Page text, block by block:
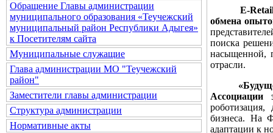
Обращение Главы администрации
муниципального образования «Теучежский
муниципальный район Республики Адыгея»
к Посетителям сайта
Муниципальные служащие
Глава администрации МО "Теучежский
район"
Заместители главы администрации
Структура администрации
Нормативные акты
E-
обмена
поиска
насыщенной,
отрасли.
«Будущее
роботизация,
бизнеса. На
адаптации к